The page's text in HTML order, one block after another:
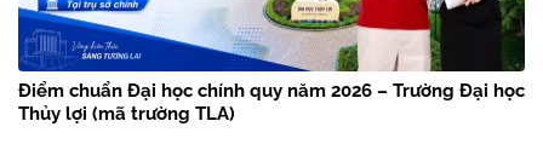
Điểm chuẩn Đại học chính quy năm 2026 – Trường Đại học
Thủy lợi (mã trường TLA)